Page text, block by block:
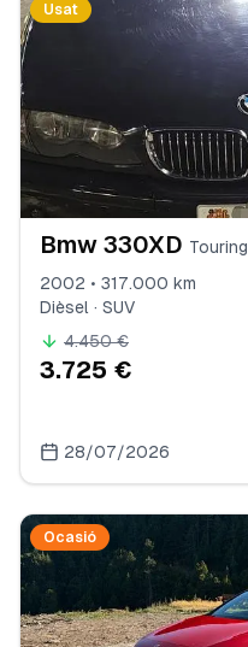
Usat
Bmw 330XD Touring
2002 • 317.000 km
Dièsel · SUV
4.450 €
3.725 €
28/07/2026
Ocasió